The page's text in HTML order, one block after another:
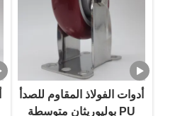
أدوات الفولاذ المقاوم للصدأ
PU بوليوريثان متوسطة